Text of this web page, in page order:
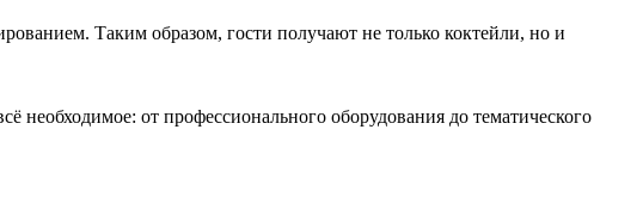
Таким образом, гости получают не только коктейли, но и
необходимое: от профессионального оборудования до тематического